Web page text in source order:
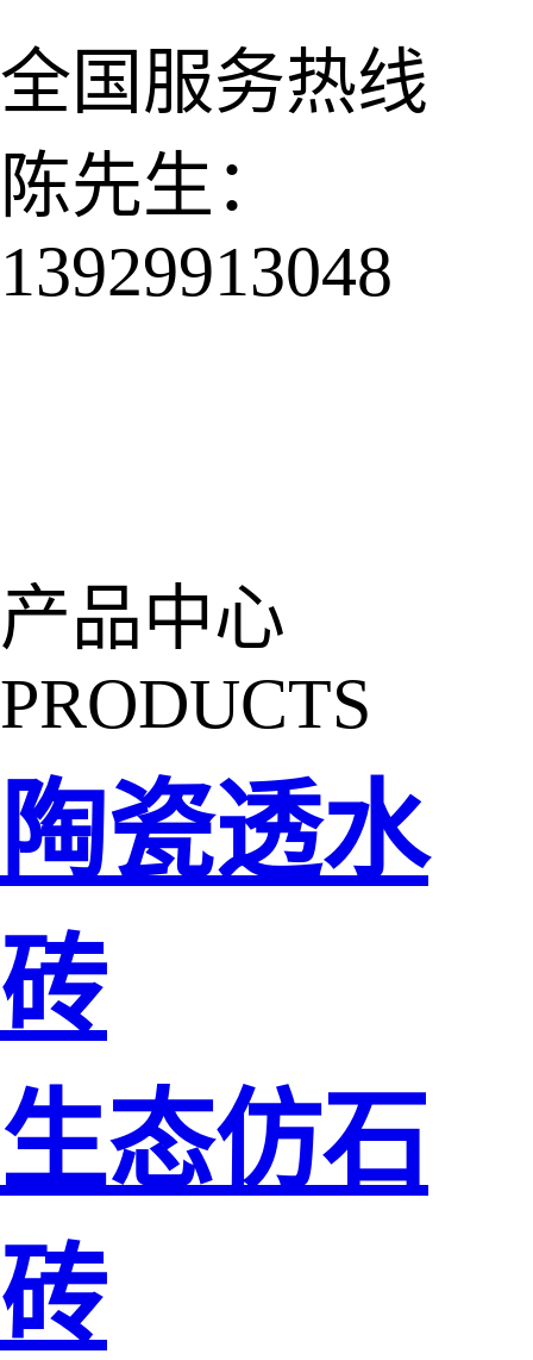
全国服务热线
陈先生：
13929913048
产品中心
PRODUCTS
陶瓷透水
砖
生态仿石
砖